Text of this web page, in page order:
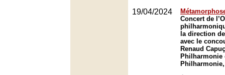
19/04/2024
Concert de
la direction
avec le
Renaud
Philharmonie